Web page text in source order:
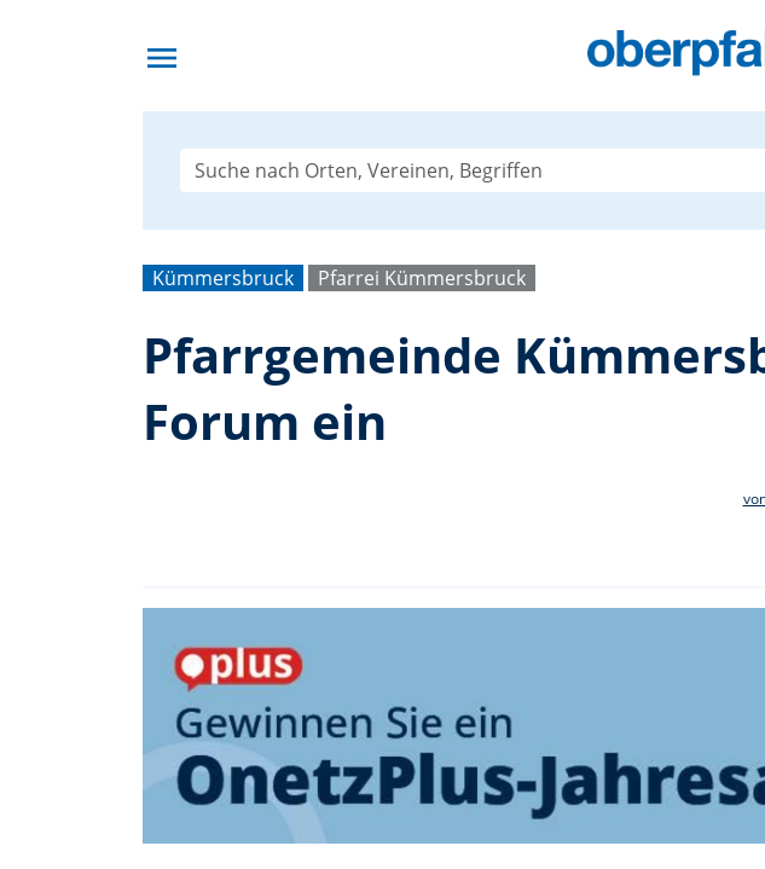
menu
Kümmersbruck Pfarrei Kümmersbruck
Pfarrgemeinde
Forum ein